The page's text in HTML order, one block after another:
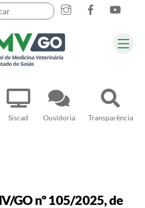
Siscad Ouvidoria Transparência
GO nº 105/2025, de